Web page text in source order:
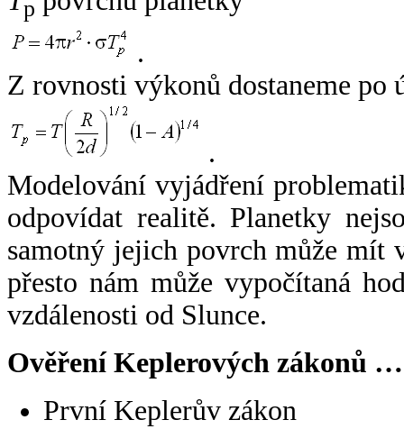
p
.
Z rovnosti výkonů dostaneme po
.
Modelování vyjádření
odpovídat realitě. Planetky
samotný jejich povrch může mít
přesto nám může vypočítaná
vzdálenosti od Slunce.
Ověření Keplerových zákonů …
První Keplerův zákon